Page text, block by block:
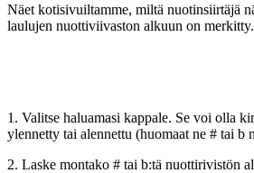
Näet kotisivuiltamme, miltä nuotinsiirtäjä
laulujen nuottiviivaston alkuun on
1. Valitse haluamasi kappale. Se voi olla
ylennetty tai alennettu (huomaat ne # tai b
2. Laske montako # tai b:tä nuottirivistön